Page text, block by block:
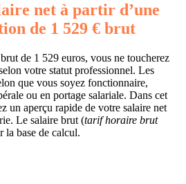
net à partir d’une
de 1 529 € brut
de 1 529 euros, vous ne toucherez
votre statut professionnel. Les
que vous soyez fonctionnaire,
ou en portage salariale. Dans cet
un aperçu rapide de votre salaire net
Le salaire brut (tarif horaire brut
la base de calcul.